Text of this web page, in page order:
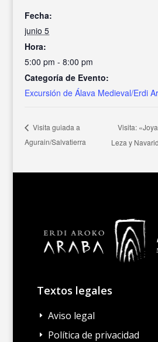
Fecha:
junio 5
Hora:
5:00 pm - 8:00 pm
Categoría de Evento:
Excursión de Álava Medieval/Erdi
Visita guiada a
Agurain/Salvatierra
Visita:
Leza y
Textos legales
E Aviso legal
E Política de privacidad